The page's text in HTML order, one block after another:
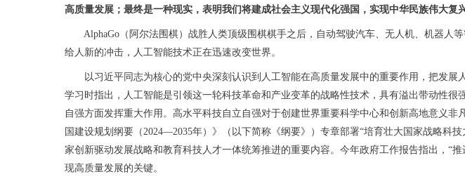
高质量发展；最终是一种现实，表明我们将建成社会主义现代化强国，实现中华民族伟大复
AlphaGo（阿尔法围棋）战胜人类顶级围棋棋手之后，自动驾驶汽车、无人机、机器人等
给人新的冲击，人工智能技术正在迅速改变世界。
以习近平同志为核心的党中央深刻认识到人工智能在高质量发展中的重要作用，把发展
学习时指出，人工智能是引领这一轮科技革命和产业变革的战略性技术，具有溢出带动性
自强方面发挥重大作用。高水平科技自立自强对于创建世界重要科学中心和创新高地意义
国建设规划纲要（2024—2035年）》（以下简称《纲要》）专章部署“培育壮大国家战略科
家创新驱动发展战略和教育科技人才一体统筹推进的重要内容。今年政府工作报告指出，“
现高质量发展的关键。